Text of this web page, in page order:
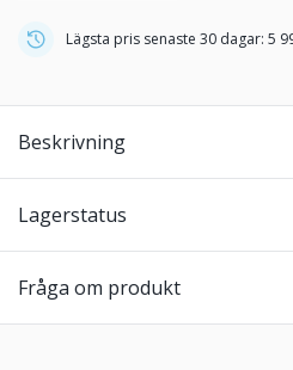
Lägsta pris senaste 30 dagar: 5
Beskrivning
Lagerstatus
Fråga om produkt